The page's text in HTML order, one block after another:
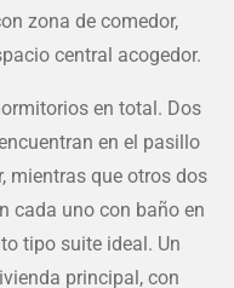
zona de comedor,
central acogedor.
en total. Dos
en el pasillo
mientras que otros dos
cada uno con baño en
tipo suite ideal. Un
principal, con